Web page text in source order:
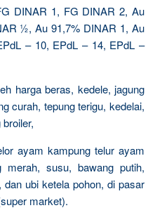
DINAR 1, FG DINAR 2, Au
½, Au 91,7% DINAR 1, Au
– 10, EPdL – 14, EPdL –
harga beras, kedele, jagung
curah, tepung terigu, kedelai,
ayam kampung telur ayam
merah, susu, bawang putih,
ubi ketela pohon, di pasar
market).